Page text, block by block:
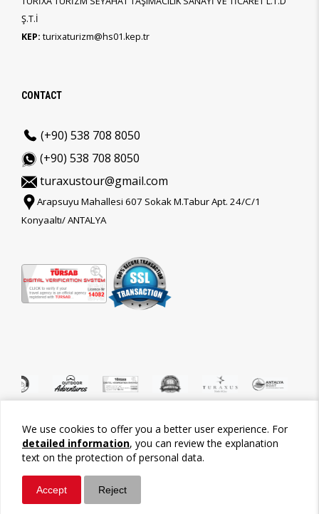
Whatsapp
We use cookies to offer you a better user experience. For
detailed information, you can review the explanation
text on the protection of personal data.
Accept Reject
Ş.T.İ
KEP: turixaturizm@hs01.kep.tr
CONTACT
(+90) 538 708 8050
(+90) 538 708 8050
turaxustour@gmail.com
Arapsuyu Mahallesi 607 Sokak M.Tabur Apt. 24/C/1
Konyaaltı/ ANTALYA
©2026 Tour-Trips